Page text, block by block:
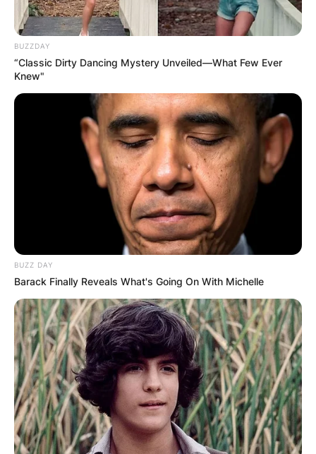
вера во чудотворните способности на
Свети Никита.
BUZZDAY
“Classic Dirty Dancing Mystery Unveiled—What Few Ever
Knew"
BUZZ DAY
Barack Finally Reveals What's Going On With Michelle